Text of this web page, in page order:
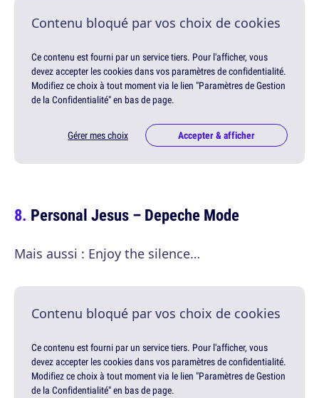
Contenu bloqué par vos choix de cookies
Ce contenu est fourni par un service tiers. Pour l'afficher, vous
devez accepter les cookies dans vos paramètres de confidentialité.
Modifiez ce choix à tout moment via le lien "Paramètres de Gestion
de la Confidentialité" en bas de page.
Gérer mes choix Accepter & afficher
Personal Jesus – Depeche Mode
Mais aussi : Enjoy the silence…
Contenu bloqué par vos choix de cookies
Ce contenu est fourni par un service tiers. Pour l'afficher, vous
devez accepter les cookies dans vos paramètres de confidentialité.
Modifiez ce choix à tout moment via le lien "Paramètres de Gestion
de la Confidentialité" en bas de page.